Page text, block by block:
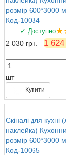
розмір 600*3000
Код-10034
✓ Доступно
2 030 грн. 1 624
шт
Купити
Скіналі для кухні
наклейка)
розмір 600*3000
Код-10065